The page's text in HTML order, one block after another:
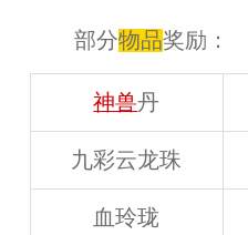
部分物品奖励：
神兽丹
九彩云龙珠
血玲珑